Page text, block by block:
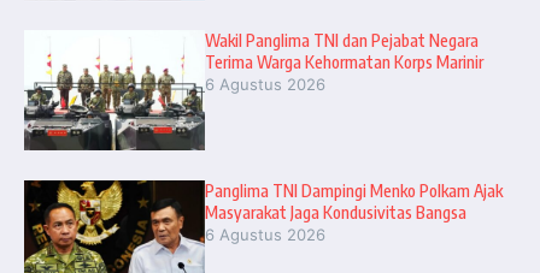
Wakil Panglima TNI dan Pejabat Negara
Terima Warga Kehormatan Korps Marinir
6 Agustus 2026
Panglima TNI Dampingi Menko Polkam Ajak
Masyarakat Jaga Kondusivitas Bangsa
6 Agustus 2026